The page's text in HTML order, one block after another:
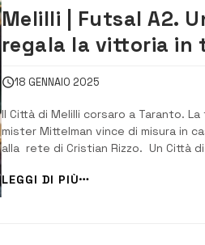
Melilli | Futsal A2.
regala la vittoria in
Melilli
18 GENNAIO 2025
Il Città di Melilli corsaro a Taranto.
mister Mittelman vince di misura in
alla rete di Cristian Rizzo. Un Città
campo questo pomeriggio alle 15
squalificati Ramiro Caresani e
LEGGI DI PIÙ